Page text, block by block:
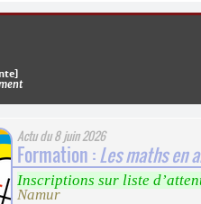
Regards croisés
Actu du8 juin 2026
Formation :Les maths en
Inscriptions sur liste
Namur